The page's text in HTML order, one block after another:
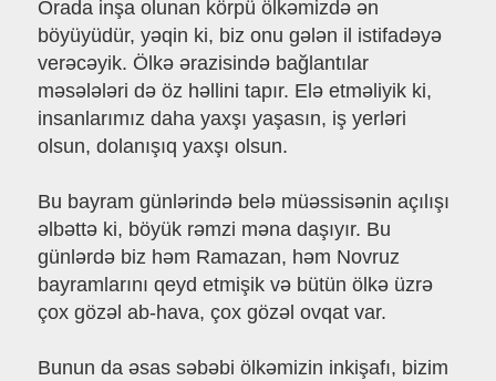
Orada inşa olunan körpü ölkəmizdə ən
böyüyüdür, yəqin ki, biz onu gələn il istifadəyə
verəcəyik. Ölkə ərazisində bağlantılar
məsələləri də öz həllini tapır. Elə etməliyik ki,
insanlarımız daha yaxşı yaşasın, iş yerləri
olsun, dolanışıq yaxşı olsun.
Bu bayram günlərində belə müəssisənin açılışı
əlbəttə ki, böyük rəmzi məna daşıyır. Bu
günlərdə biz həm Ramazan, həm Novruz
bayramlarını qeyd etmişik və bütün ölkə üzrə
çox gözəl ab-hava, çox gözəl ovqat var.
Bunun da əsas səbəbi ölkəmizin inkişafı, bizim